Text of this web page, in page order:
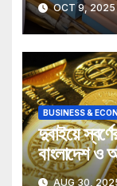
OCT 9, 2025
BUSINESS &
দুবাইয়ে
বাংলাদেশ ও
AUG 30,